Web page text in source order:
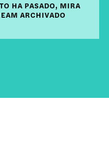
HA PASADO, MIRA
ARCHIVADO